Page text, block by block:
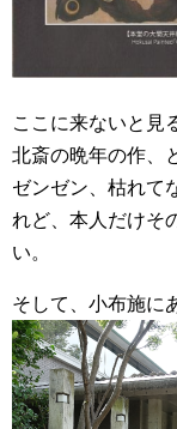
ここに来ないと見
北斎の晩年の作、
ゼンゼン、枯れて
れど、本人だけそ
い。
そして、小布施に